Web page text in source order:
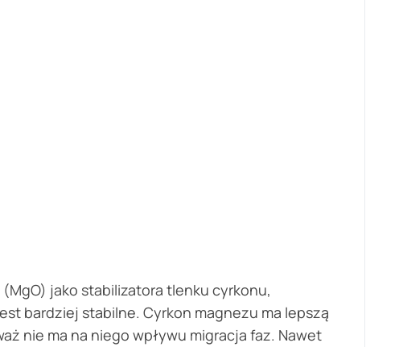
jako stabilizatora tlenku cyrkonu,
bardziej stabilne. Cyrkon magnezu ma lepszą
nie ma na niego wpływu migracja faz. Nawet